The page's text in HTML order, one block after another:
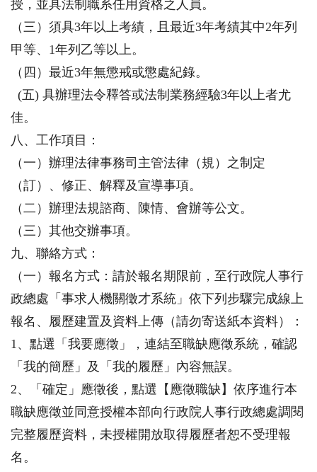
授，並具法制職系任用資格之人員。
（三）須具3年以上考績，且最近3年考績其中2年列
甲等、1年列乙等以上。
（四）最近3年無懲戒或懲處紀錄。
(五) 具辦理法令釋答或法制業務經驗3年以上者尤
佳。
八、工作項目：
（一）辦理法律事務司主管法律（規）之制定
（訂）、修正、解釋及宣導事項。
（二）辦理法規諮商、陳情、會辦等公文。
（三）其他交辦事項。
九、聯絡方式：
（一）報名方式：請於報名期限前，至行政院人事行
政總處「事求人機關徵才系統」依下列步驟完成線上
報名、履歷建置及資料上傳（請勿寄送紙本資料）：
1、點選「我要應徵」，連結至職缺應徵系統，確認
「我的簡歷」及「我的履歷」內容無誤。
2、「確定」應徵後，點選【應徵職缺】依序進行本
職缺應徵並同意授權本部向行政院人事行政總處調閱
完整履歷資料，未授權開放取得履歷者恕不受理報
名。